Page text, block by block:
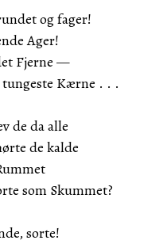
og fager!
Ager!
Fjerne —
Kærne . . .
de da alle
de kalde
som Skummet?
sorte!